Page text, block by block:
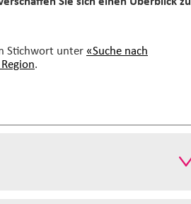
Stichwort unter «Suche nach
.